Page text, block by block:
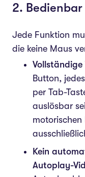
2. Bedienbar
Jede Funktion
die keine Maus
Button,
per Tab-
auslösbar
Kein
Autoplay-